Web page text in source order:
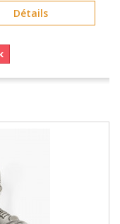
Détails